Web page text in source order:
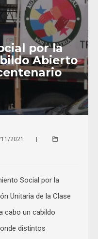
por la
Abierto
2021
|
Social por la
Unitaria de la Clase
cabo un cabildo
distintos